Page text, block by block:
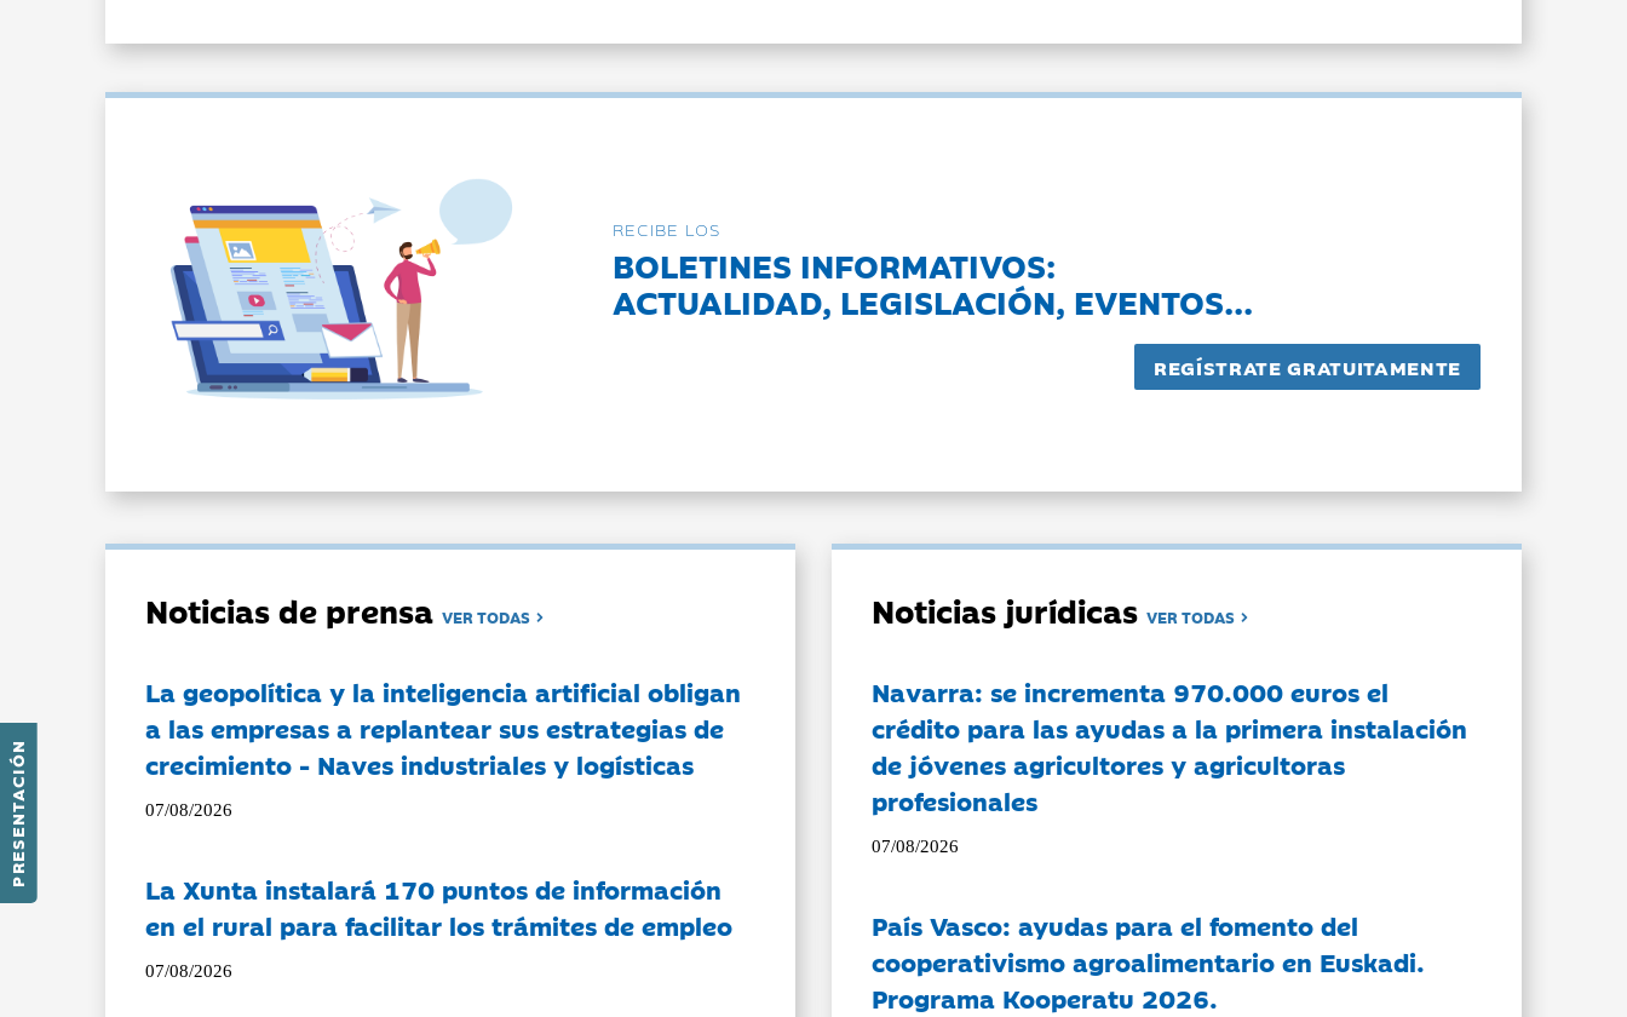
PRESENTACIÓN
RECIBE LOS
BOLETINES INFORMATIVOS:
ACTUALIDAD, LEGISLACIÓN, EVENTOS...
Noticias de prensaVER TODAS
La geopolítica y la inteligencia artificial obligan
a las empresas a replantear sus estrategias de
crecimiento - Naves industriales y logísticas
07/08/2026
La Xunta instalará 170 puntos de información
en el rural para facilitar los trámites de empleo
07/08/2026
Noticias jurídicasVER TODAS
Navarra: se incrementa 970.000 euros el
crédito para las ayudas a la primera instalación
de jóvenes agricultores y agricultoras
profesionales
07/08/2026
País Vasco: ayudas para el fomento del
cooperativismo agroalimentario en Euskadi.
Programa Kooperatu 2026.